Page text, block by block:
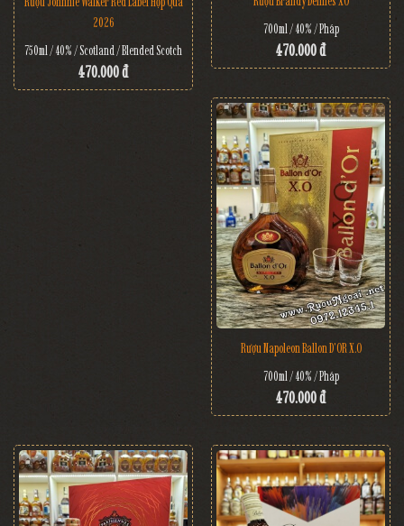
2026
750ml / 40% / Scotland / Blended Scotch
470.000 đ
700ml / 40% / Pháp
470.000 đ
Rượu Napoleon Ballon D'OR X.O
700ml / 40% / Pháp
470.000 đ